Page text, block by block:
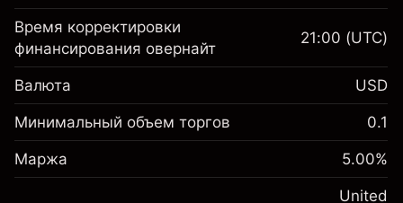
Маржа. Ваши
инвестиции
$1,000.00
Корректировка за
овернайт
Сборы рассчитываются от
полной стоимости позиции
%
(-$4.31)
Маржа. Ваши
инвестиции
$1,000.00
Время корректировки
финансирования овернайт
21:00 (UTC)
Валюта USD
Минимальный объем торгов 0.1
Маржа 5.00%
United